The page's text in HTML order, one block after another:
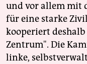
und vor allem mit
für eine starke
kooperiert
Zentrum". Die
linke,